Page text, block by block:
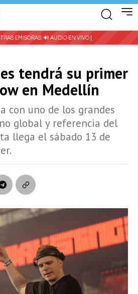
EMISORAS: 🔊 AUDIO EN VIVO |
tendrá su primer
en Medellín
con uno de los grandes
global y referencia del
llega el sábado 13 de